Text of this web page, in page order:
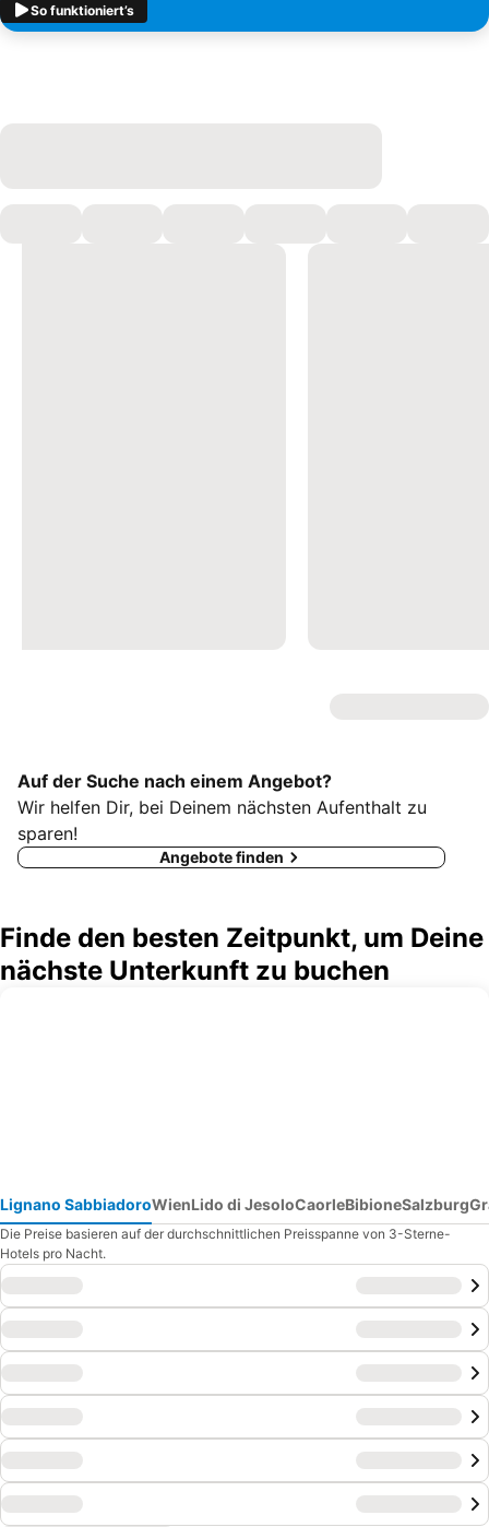
So funktioniert’s
Auf der Suche nach einem Angebot?
Wir helfen Dir, bei Deinem nächsten Aufenthalt zu
sparen!
Angebote finden
Finde den besten Zeitpunkt, um Deine
nächste Unterkunft zu buchen
Lignano SabbiadoroWienLido di JesoloCaorleBibioneSalzburg
Die Preise basieren auf der durchschnittlichen Preisspanne von 3-Sterne-
Hotels pro Nacht.